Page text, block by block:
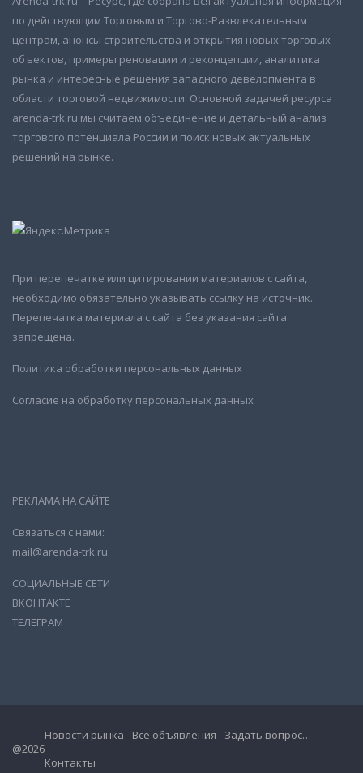
по действующим Торговым и Торгово-Развлекательным
центрам, анонсы строительства и открытия новых торговых
объектов, примеры реновации и реконцепции, аналитика
рынка и интересные решения западного девелопмента в
области торговой недвижимости. Основной задачей ресурса
arenda-trk.ru мы считаем объединение и детальный анализ
торгового потенциала России и поиск новых актуальных
решений на рынке.
При перепечатке или цитировании материалов с сайта,
необходимо обязательно указывать ссылку на источник.
Перепечатка материала с сайта без указания сайта
запрещена.
Политика обработки персональных данных
Согласие на обработку персональных данных
РЕКЛАМА НА САЙТЕ
Связаться с нами:
mail@arenda-trk.ru
СОЦИАЛЬНЫЕ СЕТИ
ВКОНТАКТЕ
ТЕЛЕГРАМ
@2026
Новости рынка Все объявления
Задать вопрос…
Контакты